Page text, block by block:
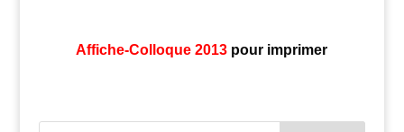
Affiche-Colloque 2013 pour imprimer